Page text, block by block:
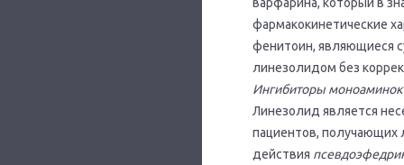
фармакокинетические
фенитоин, являющиеся
линезолидом без
Ингибиторы
Линезолид является
пациентов, получающих
действия